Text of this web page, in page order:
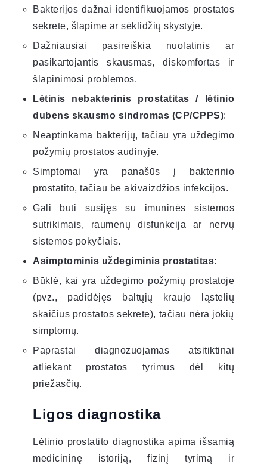
Bakterijos dažnai identifikuojamos prostatos
sekrete, šlapime ar sėklidžių skystyje.
Dažniausiai pasireiškia nuolatinis ar
pasikartojantis skausmas, diskomfortas ir
šlapinimosi problemos.
Lėtinis nebakterinis prostatitas / lėtinio
dubens skausmo sindromas (CP/CPPS):
Neaptinkama bakterijų, tačiau yra uždegimo
požymių prostatos audinyje.
Simptomai yra panašūs į bakterinio
prostatito, tačiau be akivaizdžios infekcijos.
Gali būti susijęs su imuninės sistemos
sutrikimais, raumenų disfunkcija ar nervų
sistemos pokyčiais.
Asimptominis uždegiminis prostatitas:
Būklė, kai yra uždegimo požymių prostatoje
(pvz., padidėjęs baltųjų kraujo ląstelių
skaičius prostatos sekrete), tačiau nėra jokių
simptomų.
Paprastai diagnozuojamas atsitiktinai
atliekant prostatos tyrimus dėl kitų
priežasčių.
Ligos diagnostika
Lėtinio prostatito diagnostika apima išsamią
medicininę istoriją, fizinį tyrimą ir